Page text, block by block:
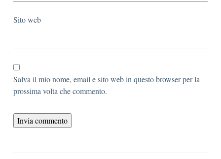
Sito web
Salva il mio nome, email e sito web in questo browser per la
prossima volta che commento.